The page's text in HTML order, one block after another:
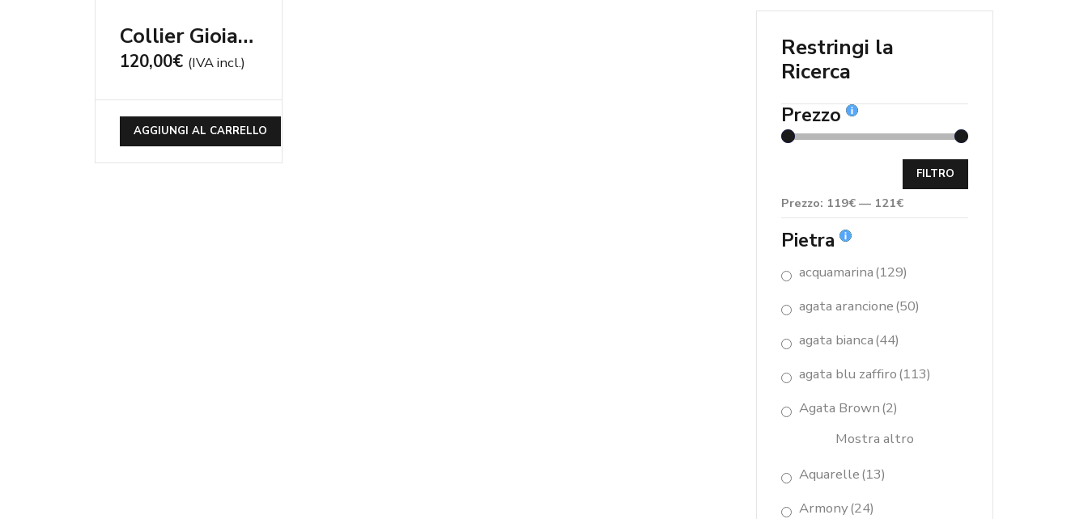
Collier Gioia, quarzo rutilato verde, perle coltivate
120,00€ (IVA incl.)
AGGIUNGI AL CARRELLO
Restringi la
Ricerca
Prezzo
FILTRO
Prezzo: 119€ — 121€
Pietra
acquamarina(129)
agata arancione(50)
agata bianca(44)
agata blu zaffiro(113)
Agata Brown(2)
Mostra altro
Aquarelle(13)
Armony(24)